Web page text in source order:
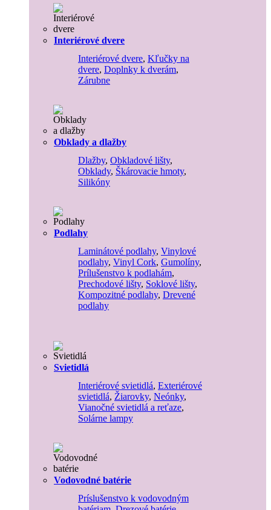
Interiérové dvere
Interiérové dvere, Kľučky na
dvere, Doplnky k dverám,
Zárubne
Obklady a dlažby
Dlažby, Obkladové lišty,
Obklady, Škárovacie hmoty,
Silikóny
Podlahy
Laminátové podlahy, Vinylové
podlahy, Vinyl Cork, Gumolíny,
Prílušenstvo k podlahám,
Prechodové lišty, Soklové lišty,
Kompozitné podlahy, Drevené
podlahy
Svietidlá
Interiérové svietidlá, Exteriérové
svietidlá, Žiarovky, Neónky,
Vianočné svietidlá a reťaze,
Solárne lampy
Vodovodné batérie
Príslušenstvo k vodovodným